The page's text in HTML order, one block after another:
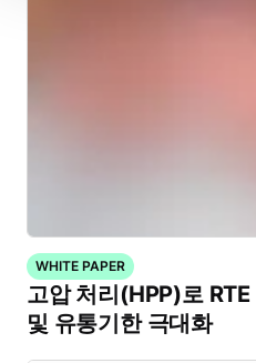
WHITE PAPER
고압 처리(HPP)로
및 유통기한 극대화